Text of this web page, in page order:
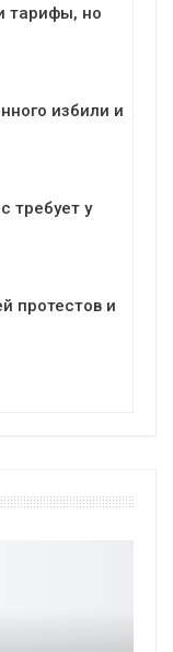
тарифы, но
избили и
требует у
протестов и